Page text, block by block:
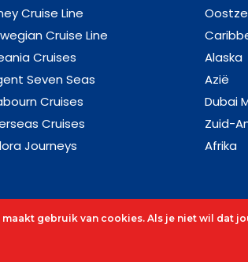
Cruise Line
Cruise Line
Cruises
Seven Seas
Cruises
Cruises
Journeys
Alaska
Azië
Dubai
Zuid-
Afrika
maakt gebruik van cookies. Als je niet wil dat